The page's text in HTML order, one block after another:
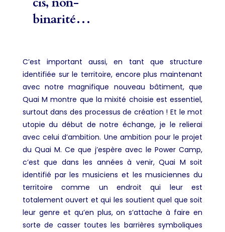
binarité…
C’est important aussi, en tant que structure
identifiée sur le territoire, encore plus maintenant
avec notre magnifique nouveau bâtiment, que
Quai M montre que la mixité choisie est essentiel,
surtout dans des processus de création ! Et le mot
utopie du début de notre échange, je le relierai
avec celui d’ambition. Une ambition pour le projet
du Quai M. Ce que j’espère avec le Power Camp,
c’est que dans les années à venir, Quai M soit
identifié par les musiciens et les musiciennes du
territoire comme un endroit qui leur est
totalement ouvert et qui les soutient quel que soit
leur genre et qu’en plus, on s’attache à faire en
sorte de casser toutes les barrières symboliques